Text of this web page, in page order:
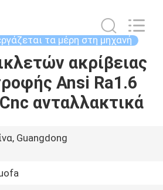
τα μέρη στη μηχανή
ακρίβειας
Ansi Ra1.6
ανταλλακτικά
Guangdong